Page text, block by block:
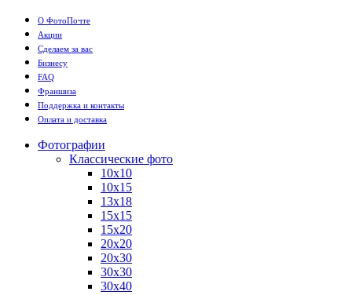
О ФотоПочте
Акции
Сделаем за вас
Бизнесу
FAQ
Франшиза
Поддержка и контакты
Оплата и доставка
Фотографии
Классические фото
10х10
10х15
13х18
15х15
15х20
20х20
20х30
30х30
30х40